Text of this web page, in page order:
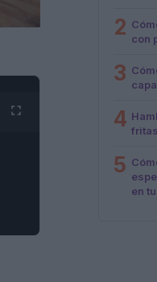
2 con
3
4
5
en